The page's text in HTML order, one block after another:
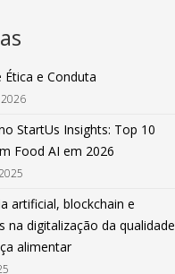
Ética e Conduta
StartUs Insights: Top 10
Food AI em 2026
artificial, blockchain e
na digitalização da qualidade
alimentar